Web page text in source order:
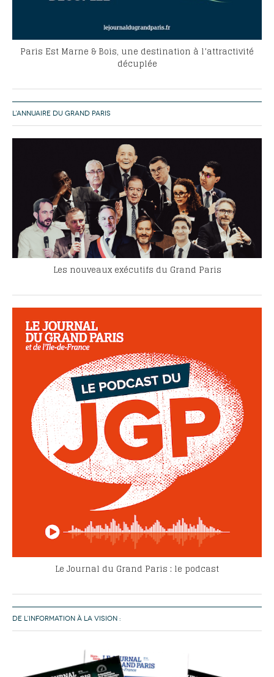
Paris Est Marne & Bois, une destination à l’attractivité
décuplée
L’ANNUAIRE DU GRAND PARIS
Les nouveaux exécutifs du Grand Paris
Le Journal du Grand Paris : le podcast
DE L’INFORMATION À LA VISION :